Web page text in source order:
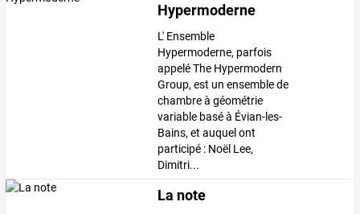
Hypermoderne
L' Ensemble
Hypermoderne, parfois
appelé The Hypermodern
Group, est un ensemble de
chambre à géométrie
variable basé à Évian-les-
Bains, et auquel ont
participé : Noël Lee,
Dimitri...
La note